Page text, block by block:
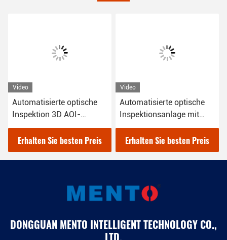
Video
Automatisierte optische
Inspektionsanlage mit
Auflösung AOI 220V OEM
Erhalten Sie besten Preis
Video
Automatische optische
Inspektion 3D AOI-
Maschine RGB LED-
Beleuchtung 1100Kg
Erhalten Sie besten Preis
DONGGUAN MENTO INTELLIGENT TECHNOLOGY CO.,
LTD.